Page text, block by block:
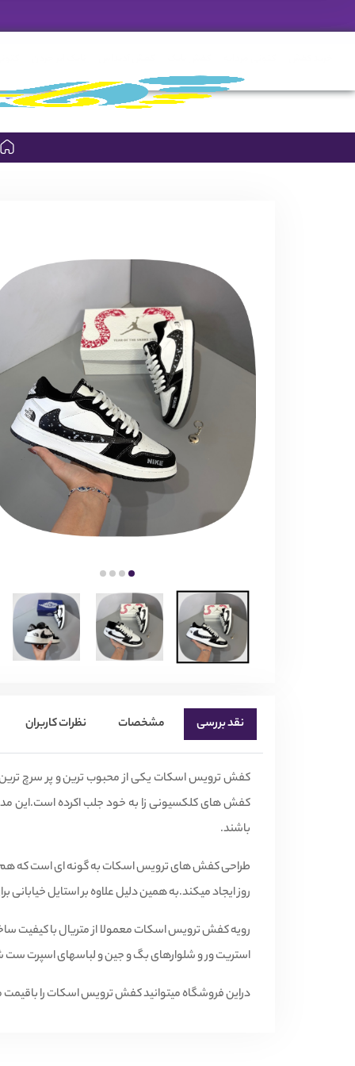
نقد بررسی مشخصات نظرات کاربران
کفش ترویس اسکات یکی از محبوب ترین و پر سرچ ترین
کفش های کلکسیونی زا به خود جلب اکرده است.این
باشند.
طراحی کفش های ترویس اسکات به گونه ای است که هم
روز ایجاد میکند.به همین دلیل علاوه بر استایل
رویه کفش ترویس اسکات معمولا از متریال با کیفیت
استریت ور و شلوارهای بگ و جین و لباسهای اسپرت ست
دراین فروشگاه میتوانید کفش ترویس اسکات را